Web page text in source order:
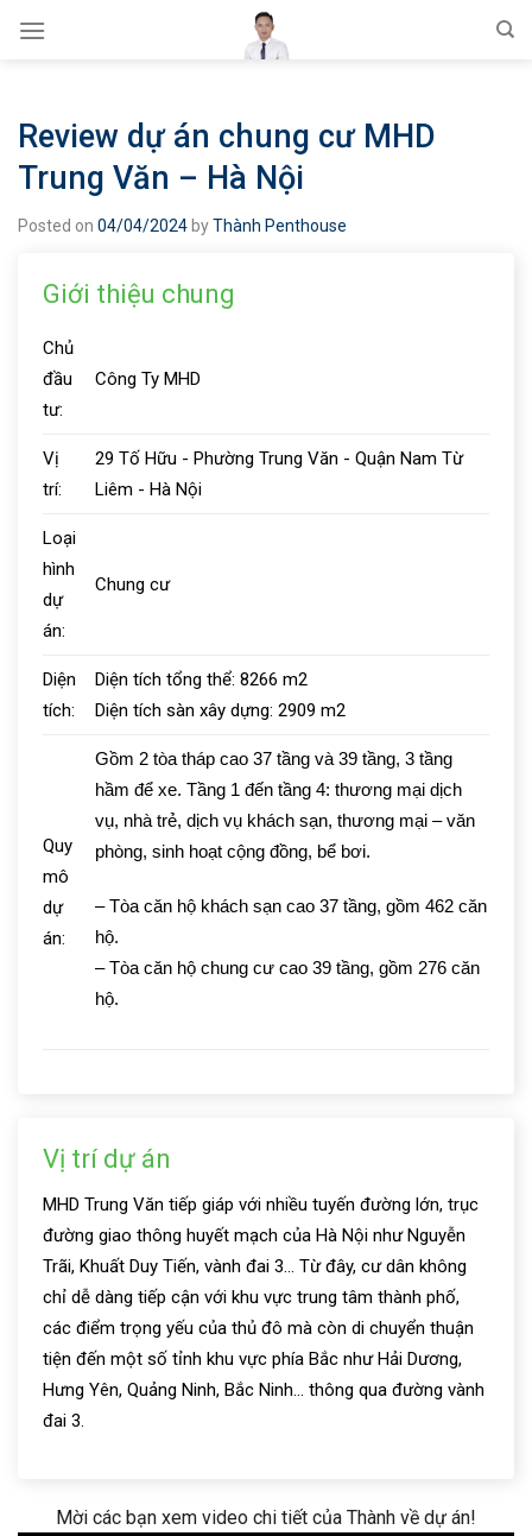
Review dự án chung cư MHD
Trung Văn – Hà Nội
Posted on 04/04/2024byThành Penthouse
Giới thiệu chung
Chủ
đầu
tư:
Công Ty MHD
Vị
trí:
29 Tố Hữu - Phường Trung Văn - Quận Nam Từ
Liêm - Hà Nội
Loại
hình
dự
án:
Chung cư
Diện
tích:
Diện tích tổng thể: 8266 m2
Diện tích sàn xây dựng: 2909 m2
Quy
mô
dự
án:
Gồm 2 tòa tháp cao 37 tầng và 39 tầng, 3 tầng
hầm để xe. Tầng 1 đến tầng 4: thương mại dịch
vụ, nhà trẻ, dịch vụ khách sạn, thương mại – văn
phòng, sinh hoạt cộng đồng, bể bơi.
– Tòa căn hộ khách sạn cao 37 tầng, gồm 462 căn
hộ.
– Tòa căn hộ chung cư cao 39 tầng, gồm 276 căn
hộ.
Vị trí dự án
MHD Trung Văn tiếp giáp với nhiều tuyến đường lớn, trục
đường giao thông huyết mạch của Hà Nội như Nguyễn
Trãi, Khuất Duy Tiến, vành đai 3… Từ đây, cư dân không
chỉ dễ dàng tiếp cận với khu vực trung tâm thành phố,
các điểm trọng yếu của thủ đô mà còn di chuyển thuận
tiện đến một số tỉnh khu vực phía Bắc như Hải Dương,
Hưng Yên, Quảng Ninh, Bắc Ninh… thông qua đường vành
đai 3.
Mời các bạn xem video chi tiết của Thành về dự án!